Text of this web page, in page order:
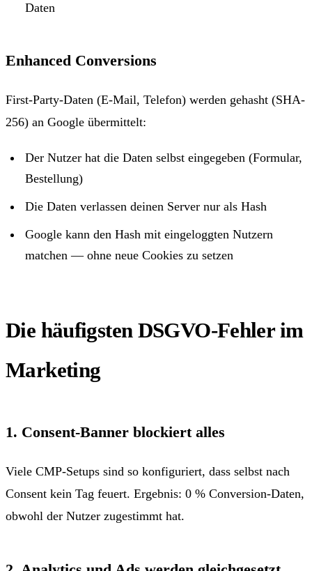
Daten
Enhanced Conversions
First-Party-Daten (E-Mail, Telefon) werden gehasht (SHA-
256) an Google übermittelt:
Der Nutzer hat die Daten selbst eingegeben (Formular,
Bestellung)
Die Daten verlassen deinen Server nur als Hash
Google kann den Hash mit eingeloggten Nutzern
matchen — ohne neue Cookies zu setzen
Die häufigsten DSGVO-Fehler im
Marketing
1. Consent-Banner blockiert alles
Viele CMP-Setups sind so konfiguriert, dass selbst nach
Consent kein Tag feuert. Ergebnis: 0 % Conversion-Daten,
obwohl der Nutzer zugestimmt hat.